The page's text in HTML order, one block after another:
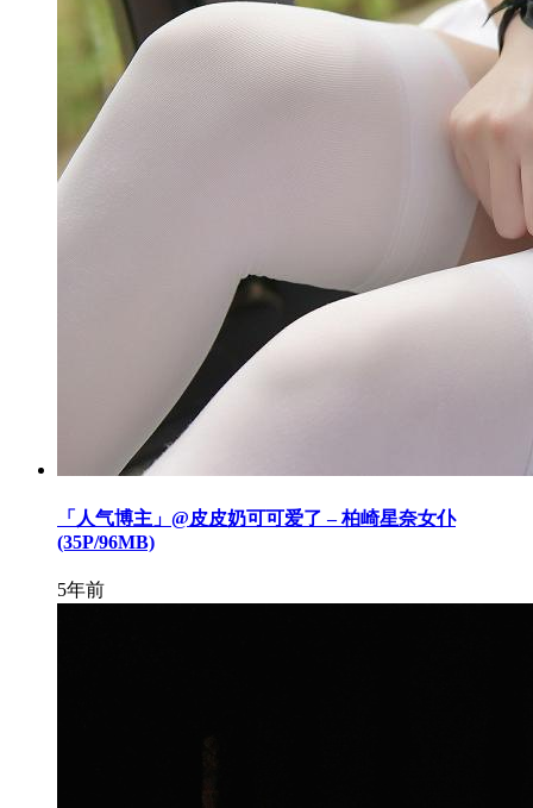
「人气博主」@皮皮奶可可爱了 – 柏崎星奈女仆
(35P/96MB)
5年前